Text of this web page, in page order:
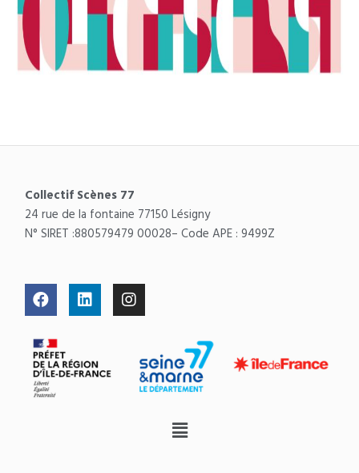
Collectif Scènes 77
24 rue de la fontaine 77150 Lésigny
N° SIRET :880579479 00028– Code APE : 9499Z